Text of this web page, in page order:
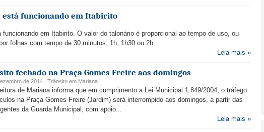
está funcionando em Itabirito
em Itabirito. O valor do talonário é proporcional ao tempo de uso, ou
folhas com tempo de 30 minutos, 1h, 1h30 ou 2h...
Leia mais »
fechado na Praça Gomes Freire aos domingos
de 2014 | Trânsito em Mariana
de Mariana informa que em cumprimento a Lei Municipal 1.849/2004, o tráfego
na Praça Gomes Freire (Jardim) será interrompido aos domingos, a partir das
da Guarda Municipal, com apoio...
Leia mais »